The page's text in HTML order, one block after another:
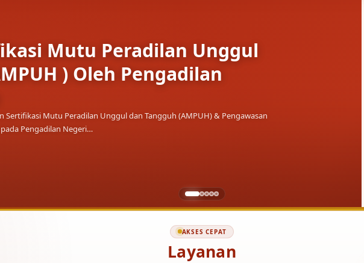
Mutu Peradilan Unggul
) Oleh Pengadilan
Sertifikasi Mutu Peradilan Unggul dan Tangguh (AMPUH) & Pengawasan
Pengadilan Negeri…
AKSES CEPAT
Layanan